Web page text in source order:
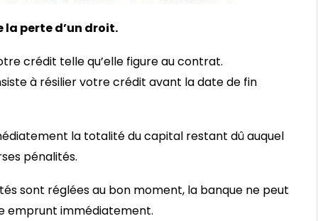
la perte d’un droit.
crédit telle qu’elle figure au contrat.
à résilier votre crédit avant la date de fin
la totalité du capital restant dû auquel
pénalités.
sont réglées au bon moment, la banque ne peut
emprunt immédiatement.